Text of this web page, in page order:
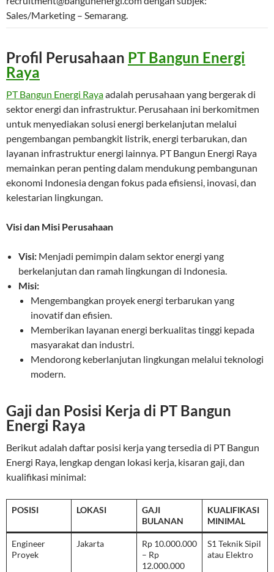
Sales/Marketing – Semarang.
Profil Perusahaan PT Bangun Energi
Raya
PT Bangun Energi Rayaadalah perusahaan yang bergerak di
sektor energi dan infrastruktur. Perusahaan ini berkomitmen
untuk menyediakan solusi energi berkelanjutan melalui
pengembangan pembangkit listrik, energi terbarukan, dan
layanan infrastruktur energi lainnya. PT Bangun Energi Raya
memainkan peran penting dalam mendukung pembangunan
ekonomi Indonesia dengan fokus pada efisiensi, inovasi, dan
kelestarian lingkungan.
Visi dan Misi Perusahaan
Visi: Menjadi pemimpin dalam sektor energi yang
berkelanjutan dan ramah lingkungan di Indonesia.
Misi:
Mengembangkan proyek energi terbarukan yang
inovatif dan efisien.
Memberikan layanan energi berkualitas tinggi kepada
masyarakat dan industri.
Mendorong keberlanjutan lingkungan melalui teknologi
modern.
Gaji dan Posisi Kerja di PT Bangun
Energi Raya
Berikut adalah daftar posisi kerja yang tersedia di PT Bangun
Energi Raya, lengkap dengan lokasi kerja, kisaran gaji, dan
kualifikasi minimal:
POSISI LOKASI
GAJI
BULANAN
KUALIFIKASI
MINIMAL
Engineer
Proyek
Jakarta
Rp 10.000.000
– Rp
12.000.000
S1 Teknik Sipil
atau Elektro